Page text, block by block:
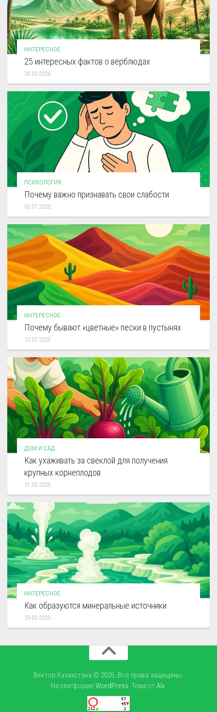
ИНТЕРЕСНОЕ
25 интересных фактов о верблюдах
26.05.2026
ПСИХОЛОГИЯ
Почему важно признавать свои слабости
03.07.2025
ИНТЕРЕСНОЕ
Почему бывают «цветные» пески в пустынях
10.07.2025
ДОМ И САД
Как ухаживать за свеклой для получения
крупных корнеплодов
31.05.2025
ИНТЕРЕСНОЕ
Как образуются минеральные источники
29.05.2025
Вектор Казахстана © 2026. Все права защищены.
На платформе WordPress. Тема отAlx.